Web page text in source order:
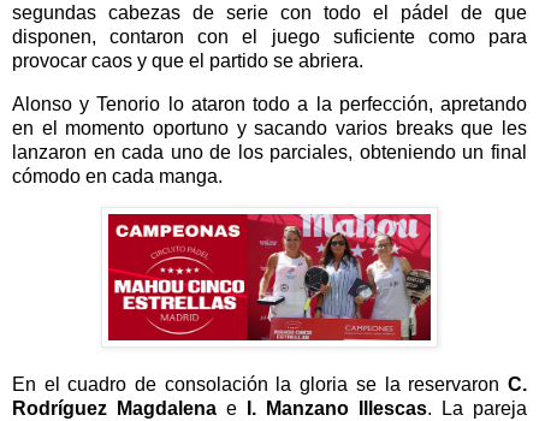
segundas cabezas de serie con todo el pádel de que
disponen, contaron con el juego suficiente como para
provocar caos y que el partido se abriera.
Alonso y Tenorio lo ataron todo a la perfección, apretando
en el momento oportuno y sacando varios breaks que les
lanzaron en cada uno de los parciales, obteniendo un final
cómodo en cada manga.
En el cuadro de consolación la gloria se la reservaron C.
Rodríguez Magdalena e I. Manzano Illescas. La pareja